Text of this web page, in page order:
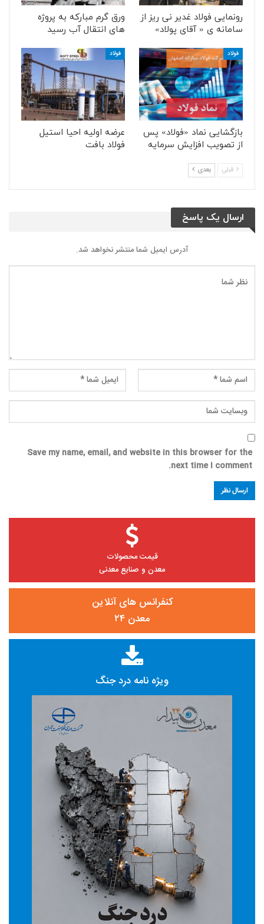
رونمایی فولاد غدیر نی ریز از
سامانه ی « آقای پولاد»
ورق گرم مبارکه به پروژه
های انتقال آب رسید
فولاد
بازگشایی نماد «فولاد» پس
از تصویب افزایش سرمایه
فولاد
عرضه اولیه احیا استیل
فولاد بافت
قبلی بعدی
ارسال یک پاسخ
آدرس ایمیل شما منتشر نخواهد شد.
Save my name, email, and website in this browser for the
next time I comment.
قیمت محصولات
معدن و صنایع معدنی
کنفرانس های آنلاین
معدن ۲۴
ویژه نامه درد جنگ